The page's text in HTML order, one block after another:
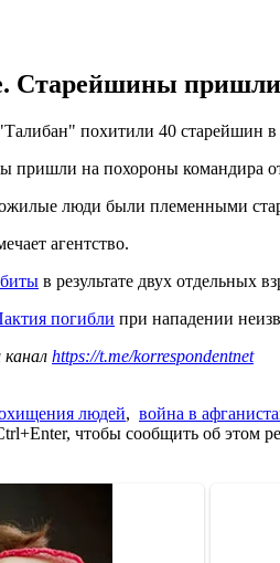
Старейшины
похитили 40 старейшин
пришли на похороны командира
люди были племенными
агентство.
в результате двух отдельных
погибли при нападении
https://t.me/korrespondentnet
людей, война в
чтобы сообщить об этом